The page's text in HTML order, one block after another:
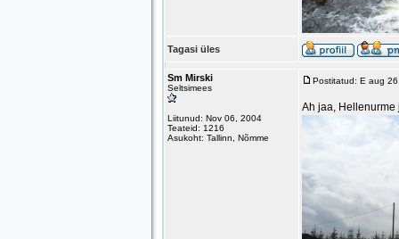
Tagasi üles
Sm Mirski
Seltsimees
Liitunud: Nov 06, 2004
Teateid: 1216
Asukoht: Tallinn, Nõmme
Postitatud: E aug
Ah jaa, Hellenurme